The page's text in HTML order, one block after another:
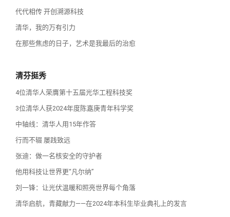
代代相传 开创溯源科技
清华，我的万有引力
在那些焦虑的日子，艺术是我最后的治愈
清芬挺秀
4位清华人荣膺第十五届光华工程科技奖
3位清华人获2024年度陈嘉庚青年科学奖
中轴线：清华人用15年作答
行而不辍 屡践致远
张迪：做一名核安全的守护者
他用科技让世界更“凡尔纳”
刘一锋：让光伏温暖和照亮世界每个角落
清华启航，青藏献力——在2024年本科生毕业典礼上的发言